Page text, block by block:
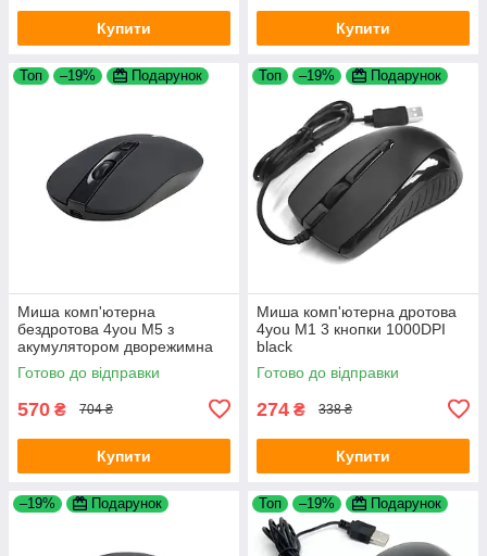
Купити Купити
Топ –19% Подарунок
Миша комп'ютерна
бездротова 4you M5 з
акумулятором дворежимна
Bluetooth 2.4G 4 кнопки Black
Готово до відправки
570 ₴ 704 ₴
Купити
Топ –19% Подарунок
Миша комп'ютерна дротова
4you M1 3 кнопки 1000DPI
black
Готово до відправки
274 ₴ 338 ₴
Купити
–19% Подарунок Топ –19% Подарунок